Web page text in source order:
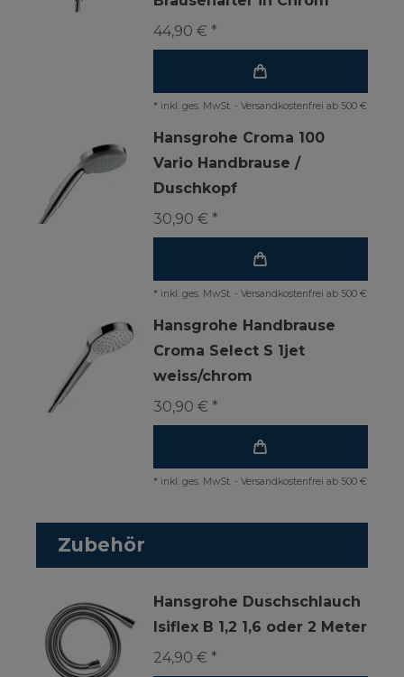
44,90 € *
* inkl. ges. MwSt. - Versandkostenfrei ab 500 €
Hansgrohe Croma 100
Vario Handbrause /
Duschkopf
30,90 € *
* inkl. ges. MwSt. - Versandkostenfrei ab 500 €
Hansgrohe Handbrause
Croma Select S 1jet
weiss/chrom
30,90 € *
* inkl. ges. MwSt. - Versandkostenfrei ab 500 €
Zubehör
Hansgrohe Duschschlauch
Isiflex B 1,2 1,6 oder 2 Meter
24,90 € *